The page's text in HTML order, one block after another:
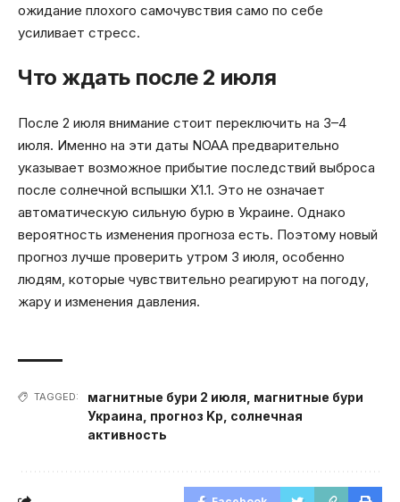
ожидание плохого самочувствия само по себе
усиливает стресс.
Что ждать после 2 июля
После 2 июля внимание стоит переключить на 3–4
июля. Именно на эти даты NOAA предварительно
указывает возможное прибытие последствий выброса
после солнечной вспышки X1.1. Это не означает
автоматическую сильную бурю в Украине. Однако
вероятность изменения прогноза есть. Поэтому новый
прогноз лучше проверить утром 3 июля, особенно
людям, которые чувствительно реагируют на погоду,
жару и изменения давления.
TAGGED: магнитные бури 2 июля магнитные бури
Украина прогноз Kp солнечная
активность